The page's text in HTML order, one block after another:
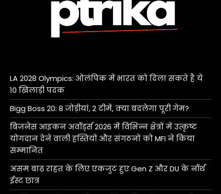
LA 2028 Olympics: ओलंपिक में भारत को दिला सकते है ये
10 खिलाड़ी पदक
Bigg Boss 20: 8 जोड़ीयां, 2 टीमें, क्या बदलेगा पूरी गेम?
बिजनेस आइकन अवॉर्ड्स 2026 में विभिन्न क्षेत्रों में उत्कृष्ट
योगदान देने वाली हस्तियों और संगठनों को MFI ने किया
सम्मानित
असम बाढ़ राहत के लिए एकजुट हुए Gen Z और DU के नॉर्थ
ईस्ट छात्र